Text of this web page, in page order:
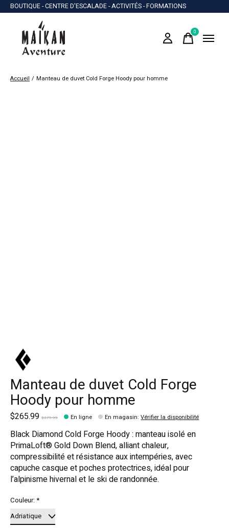
BOUTIQUE - CENTRE D'ESCALADE - ACTIVITÉS - FORMATIONS
0items
Accueil / Manteau de duvet Cold Forge Hoody pour homme
Manteau de duvet Cold Forge
Hoody pour homme
$265.99 $379.99 En ligne En magasin:Vérifier la disponibilité
Black Diamond Cold Forge Hoody : manteau isolé en
PrimaLoft® Gold Down Blend, alliant chaleur,
compressibilité et résistance aux intempéries, avec
capuche casque et poches protectrices, idéal pour
l’alpinisme hivernal et le ski de randonnée.
Couleur:*